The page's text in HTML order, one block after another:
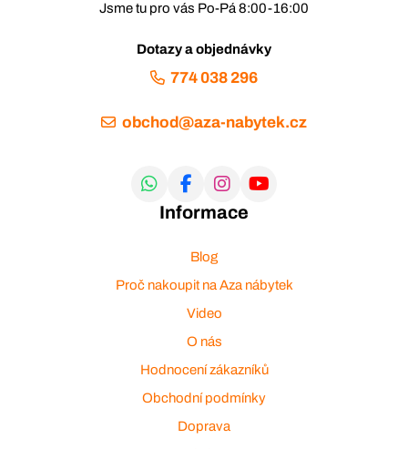
Jsme tu pro vás Po-Pá 8:00-16:00
Dotazy a objednávky
774 038 296
obchod@aza-nabytek.cz
Informace
Blog
Proč nakoupit na Aza nábytek
Video
O nás
Hodnocení zákazníků
Obchodní podmínky
Doprava